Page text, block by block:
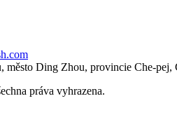
město Ding Zhou, provincie Che-pej,
práva vyhrazena.